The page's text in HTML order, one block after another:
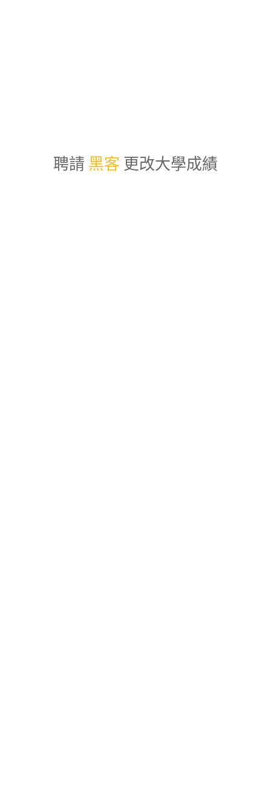
聘請 黑客 更改大學成績